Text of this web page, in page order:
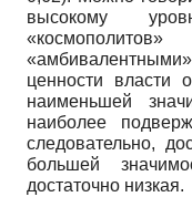
высокому
ценности власти
наименьшей
наиболее
следовательно,
большей
достаточно низкая.